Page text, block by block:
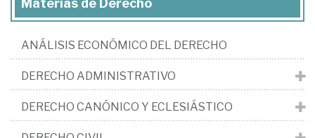
Materias de Derecho
ANÁLISIS ECONÓMICO DEL DERECHO
DERECHO ADMINISTRATIVO
DERECHO CANÓNICO Y ECLESIÁSTICO